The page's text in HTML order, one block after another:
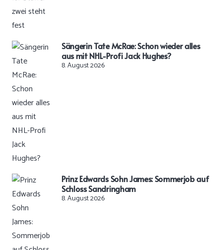
Sängerin Tate McRae: Schon wieder alles
aus mit NHL-Profi Jack Hughes?
8. August 2026
Prinz Edwards Sohn James: Sommerjob auf
Schloss Sandringham
8. August 2026